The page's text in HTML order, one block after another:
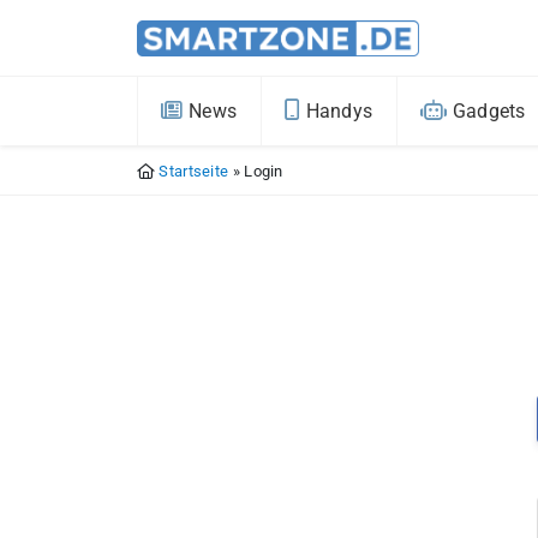
News Handys Gadgets
Startseite » Login